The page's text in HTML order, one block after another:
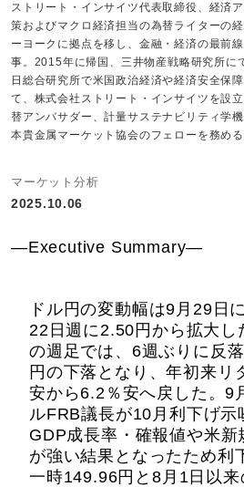
ストリート・インサイツ代表取締役、経済
策およびマクロ経済担当の為替ライターの
ーヨークに拠点を移し、金融・経済の最前
事。2015年に帰国、三井物産戦略研究所に
日総合研究所で米国政治経済や経済安全保
て、株式会社ストリート・インサイツを設
替アンバサダー、計量サステナビリティ学
本貴金属マーケット協会のフェローを務める
マーケット分析
2025.10.06
―Executive Summary―
ドル円の変動幅は9月29日
22日週に2.50円から拡大し
の週足では、6週ぶりに反
円の下落となり、年初来リ
安から6.2％安へ戻した。9
ルFRB議長が10月利下げ示
GDP成長率・確報値や米新
が強い結果となったため利
一時149.96円と8月1日以